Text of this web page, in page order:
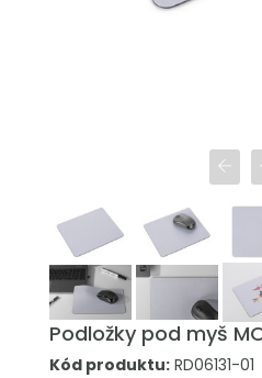
Podložky pod myš
Kód produktu: RD06131-01